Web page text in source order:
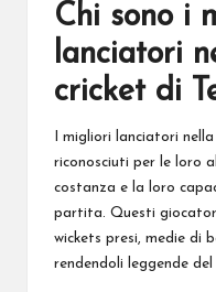
Chi sono i
lanciatori
cricket di
I migliori lanciatori
riconosciuti per le loro
costanza e la loro
partita. Questi
wickets presi, medie di
rendendoli leggende del